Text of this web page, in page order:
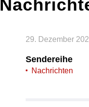
29. Dezember
Sendereihe
Nachrichten